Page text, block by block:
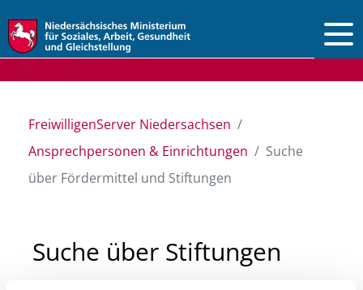
FreiwilligenServer Niedersachsen
Ansprechpersonen & Einrichtungen
Suche
über Fördermittel und Stiftungen
Suche über Stiftungen